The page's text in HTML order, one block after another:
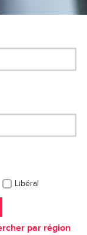
Libéral
par région